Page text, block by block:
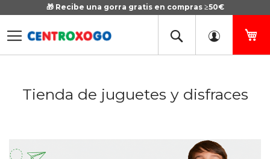
🎁 Recibe una gorra gratis en compras ≥50€
Ir
Tienda de juguetes y disfraces